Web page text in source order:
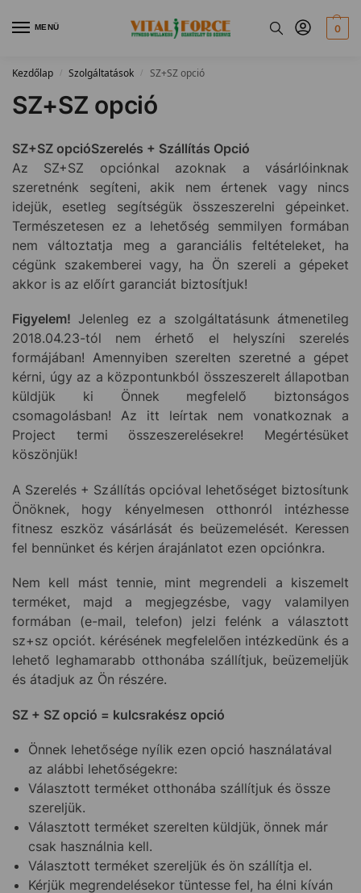
MENÜ 0
Kezdőlap / Szolgáltatások / SZ+SZ opció
SZ+SZ opció
SZ+SZ opcióSzerelés + Szállítás Opció
Az SZ+SZ opciónkal azoknak a vásárlóinknak
szeretnénk segíteni, akik nem értenek vagy nincs
idejük, esetleg segítségük összeszerelni gépeinket.
Természetesen ez a lehetőség semmilyen formában
nem változtatja meg a garanciális feltételeket, ha
cégünk szakemberei vagy, ha Ön szereli a gépeket
akkor is az előírt garanciát biztosítjuk!
Figyelem! Jelenleg ez a szolgáltatásunk átmenetileg
2018.04.23-tól nem érhető el helyszíni szerelés
formájában! Amennyiben szerelten szeretné a gépet
kérni, úgy az a központunkból összeszerelt állapotban
küldjük ki Önnek megfelelő biztonságos
csomagolásban! Az itt leírtak nem vonatkoznak a
Project termi összeszerelésekre! Megértésüket
köszönjük!
A Szerelés + Szállítás opcióval lehetőséget biztosítunk
Önöknek, hogy kényelmesen otthonról intézhesse
fitnesz eszköz vásárlását és beüzemelését. Keressen
fel bennünket és kérjen árajánlatot ezen opciónkra.
Nem kell mást tennie, mint megrendeli a kiszemelt
terméket, majd a megjegzésbe, vagy valamilyen
formában (e-mail, telefon) jelzi felénk a választott
sz+sz opciót. kérésének megfelelően intézkedünk és a
lehető leghamarabb otthonába szállítjuk, beüzemeljük
és átadjuk az Ön részére.
SZ + SZ opció = kulcsrakész opció
Önnek lehetősége nyílik ezen opció használatával
az alábbi lehetőségekre:
Választott terméket otthonába szállítjuk és össze
szereljük.
Választott terméket szerelten küldjük, önnek már
csak használnia kell.
Választott terméket szereljük és ön szállítja el.
Kérjük megrendelésekor tüntesse fel, ha élni kíván